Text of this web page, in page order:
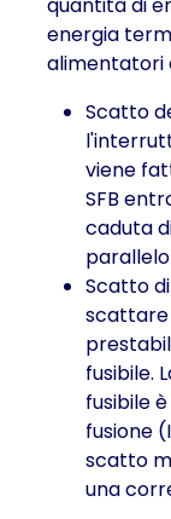
quantità di
energia
alimentatori
Scatto
viene
SFB
caduta
Scatto
scattare
fusibile.
fusibile
fusione
scatto
una